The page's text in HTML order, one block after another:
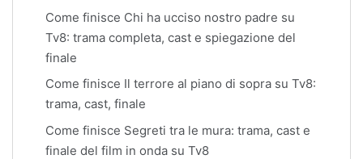
Come finisce Chi ha ucciso nostro padre su
Tv8: trama completa, cast e spiegazione del
finale
Come finisce Il terrore al piano di sopra su Tv8:
trama, cast, finale
Come finisce Segreti tra le mura: trama, cast e
finale del film in onda su Tv8